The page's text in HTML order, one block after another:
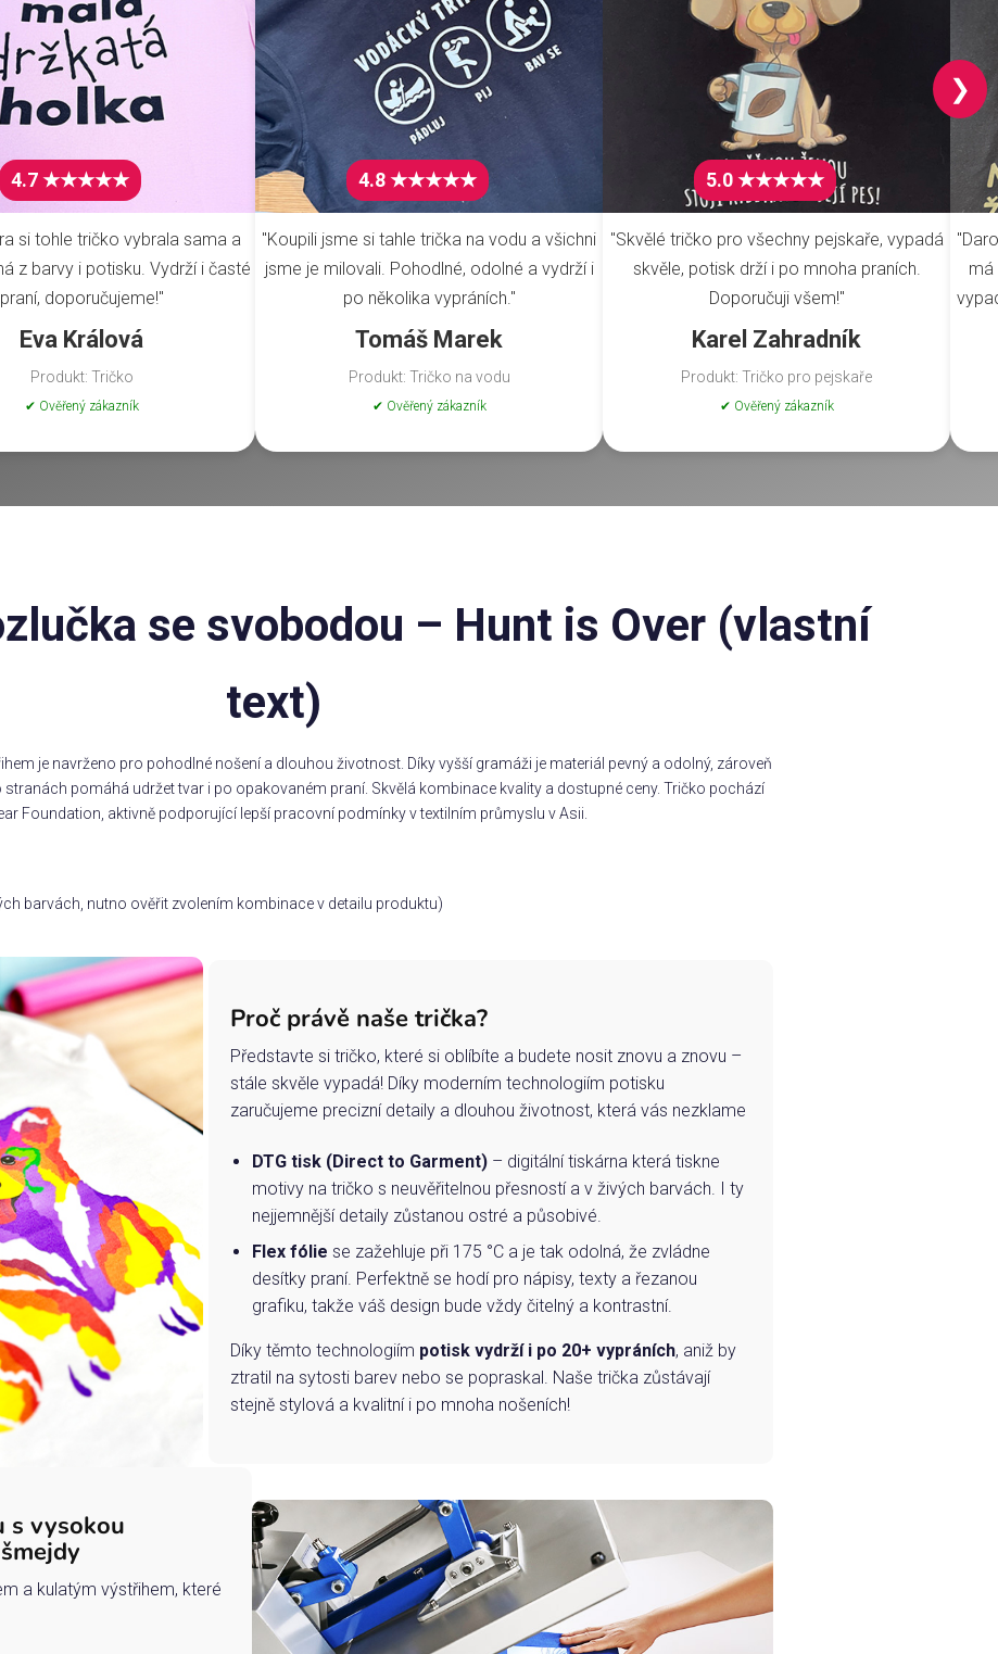
4.7 ★★★★★
si tohle tričko vybrala sama a
z barvy i potisku. Vydrží i časté
praní, doporučujeme!"
Eva Králová
Produkt: Tričko
✔ Ověřený zákazník
4.8 ★★★★★
"Koupili jsme si tahle trička na vodu a všichni
jsme je milovali. Pohodlné, odolné a vydrží i
po několika vypráních."
Tomáš Marek
Produkt: Tričko na vodu
✔ Ověřený zákazník
5.0 ★★★★★
"Skvělé tričko pro všechny pejskaře, vypadá
skvěle, potisk drží i po mnoha praních.
Doporučuji všem!"
Karel Zahradník
Produkt: Tričko pro pejskaře
✔ Ověřený zákazník
má
❯
se svobodou – Hunt is Over (vlastní
text)
je navrženo pro pohodlné nošení a dlouhou životnost. Díky vyšší gramáži je materiál pevný a odolný, zároveň
stranách pomáhá udržet tvar i po opakovaném praní. Skvělá kombinace kvality a dostupné ceny. Tričko pochází
Foundation, aktivně podporující lepší pracovní podmínky v textilním průmyslu v Asii.
barvách, nutno ověřit zvolením kombinace v detailu produktu)
Proč právě naše trička?
Představte si tričko, které si oblíbíte a budete nosit znovu a znovu –
stále skvěle vypadá! Díky moderním technologiím potisku
zaručujeme precizní detaily a dlouhou životnost, která vás nezklame
DTG tisk (Direct to Garment)– digitální tiskárna která tiskne
motivy na tričko s neuvěřitelnou přesností a v živých barvách. I ty
nejjemnější detaily zůstanou ostré a působivé.
Flex fólie se zažehluje při 175 °C a je tak odolná, že zvládne
desítky praní. Perfektně se hodí pro nápisy, texty a řezanou
grafiku, takže váš design bude vždy čitelný a kontrastní.
Díky těmto technologiím potisk vydrží i po 20+ vypráních, aniž by
ztratil na sytosti barev nebo se popraskal. Naše trička zůstávají
stejně stylová a kvalitní i po mnoha nošeních!
s vysokou
a kulatým výstřihem, které